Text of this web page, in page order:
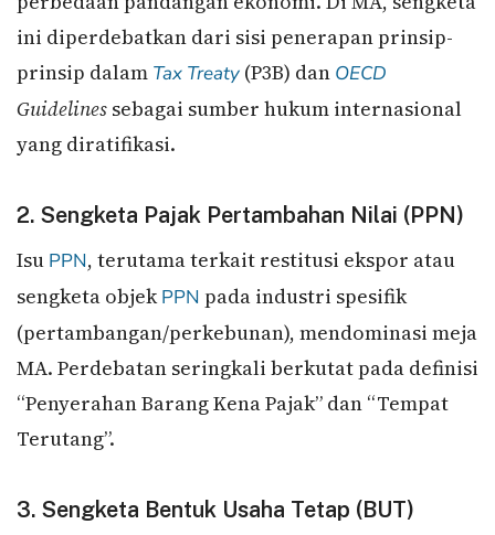
ini diperdebatkan dari sisi penerapan prinsip-
prinsip dalam Tax Treaty (P3B) dan OECD
Guidelines sebagai sumber hukum internasional
yang diratifikasi.
2. Sengketa Pajak Pertambahan Nilai (PPN)
Isu PPN, terutama terkait restitusi ekspor atau
sengketa objekPPN pada industri spesifik
(pertambangan/perkebunan), mendominasi meja
MA. Perdebatan seringkali berkutat pada definisi
“Penyerahan Barang Kena Pajak” dan “Tempat
Terutang”.
3. Sengketa Bentuk Usaha Tetap (BUT)